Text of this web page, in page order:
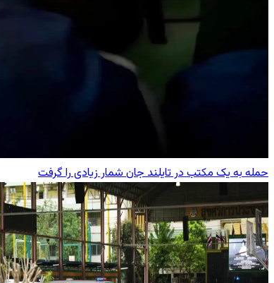
حمله به یک مکتب در تایلند جان شمار زیادی را گرفت